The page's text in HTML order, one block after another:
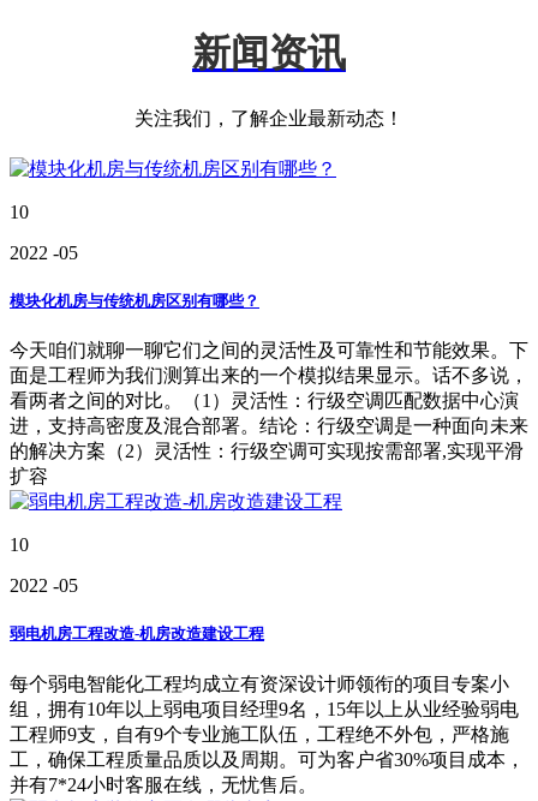
新闻资讯
关注我们，了解企业最新动态！
10
2022 -05
模块化机房与传统机房区别有哪些？
今天咱们就聊一聊它们之间的灵活性及可靠性和节能效果。下
面是工程师为我们测算出来的一个模拟结果显示。话不多说，
看两者之间的对比。（1）灵活性：行级空调匹配数据中心演
进，支持高密度及混合部署。结论：行级空调是一种面向未来
的解决方案（2）灵活性：行级空调可实现按需部署,实现平滑
扩容
10
2022 -05
弱电机房工程改造-机房改造建设工程
每个弱电智能化工程均成立有资深设计师领衔的项目专案小
组，拥有10年以上弱电项目经理9名，15年以上从业经验弱电
工程师9支，自有9个专业施工队伍，工程绝不外包，严格施
工，确保工程质量品质以及周期。可为客户省30%项目成本，
并有7*24小时客服在线，无忧售后。